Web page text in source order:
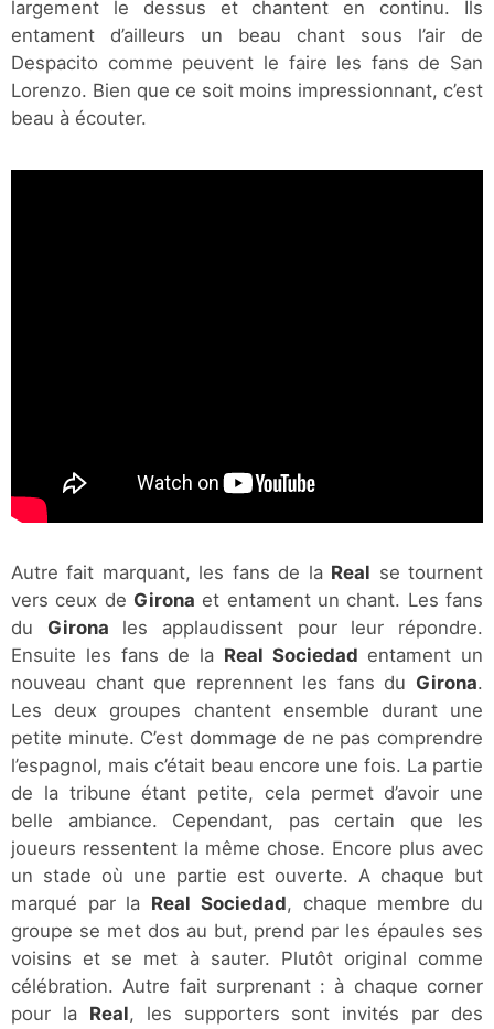
largement le dessus et chantent en continu. Ils
entament d’ailleurs un beau chant sous l’air de
Despacito comme peuvent le faire les fans de San
Lorenzo. Bien que ce soit moins impressionnant, c’est
beau à écouter.
Autre fait marquant, les fans de la Real se tournent
vers ceux de Girona et entament un chant. Les fans
du Girona les applaudissent pour leur répondre.
Ensuite les fans de la Real Sociedad entament un
nouveau chant que reprennent les fans du Girona.
Les deux groupes chantent ensemble durant une
petite minute. C’est dommage de ne pas comprendre
l’espagnol, mais c’était beau encore une fois. La partie
de la tribune étant petite, cela permet d’avoir une
belle ambiance. Cependant, pas certain que les
joueurs ressentent la même chose. Encore plus avec
un stade où une partie est ouverte. A chaque but
marqué par la Real Sociedad, chaque membre du
groupe se met dos au but, prend par les épaules ses
voisins et se met à sauter. Plutôt original comme
célébration. Autre fait surprenant : à chaque corner
pour la Real, les supporters sont invités par des